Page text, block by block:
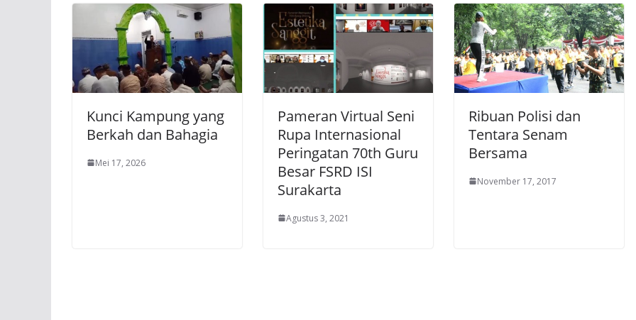
Kunci Kampung yang
Berkah dan Bahagia
Mei 17, 2026
Pameran Virtual Seni
Rupa Internasional
Peringatan 70th Guru
Besar FSRD ISI
Surakarta
Agustus 3, 2021
Ribuan Polisi dan
Tentara Senam
Bersama
November 17, 2017